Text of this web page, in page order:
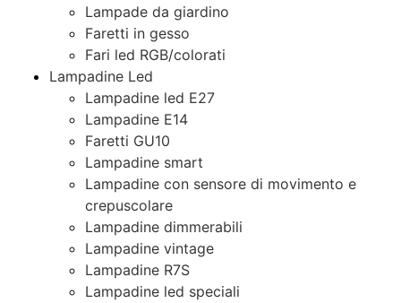
Lampade da giardino
Faretti in gesso
Fari led RGB/colorati
Lampadine Led
Lampadine led E27
Lampadine E14
Faretti GU10
Lampadine smart
Lampadine con sensore di movimento e
crepuscolare
Lampadine dimmerabili
Lampadine vintage
Lampadine R7S
Lampadine led speciali